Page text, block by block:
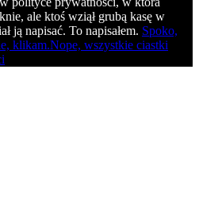
ale ktoś wziął grubą kasę w
ją napisać. To napisałem. Spoko,
klikam.Nope, wszystkie ciastki